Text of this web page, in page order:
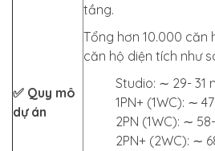
✅ Quy mô
dự án
tầng.
Tổng hơn 10.000 căn
căn hộ diện tích như
Studio: ∼ 29- 31
1PN+ (1WC): ∼
2PN (1WC): ∼
2PN+ (2WC): ∼